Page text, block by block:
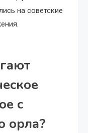
на советские
с
орла?